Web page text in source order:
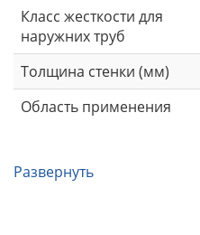
Класс жесткости для
наружних труб
Толщина стенки (мм)
Область применения
Развернуть